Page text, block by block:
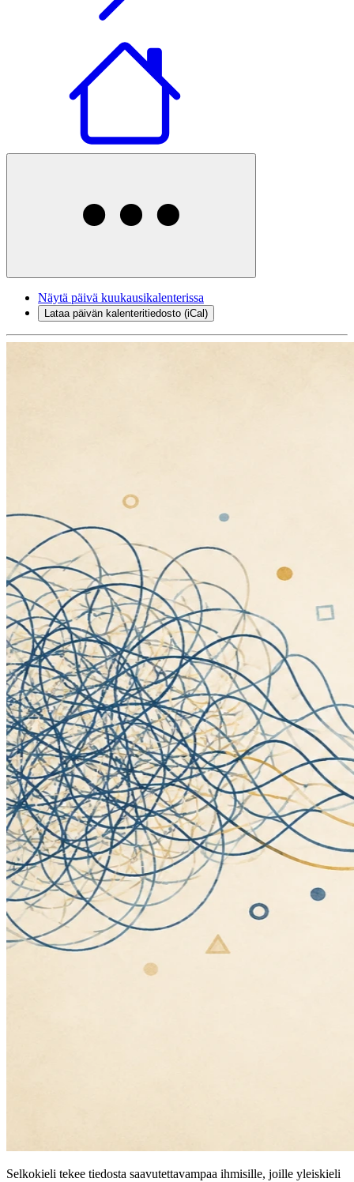
Näytä päivä kuukausikalenterissa
Lataa päivän kalenteritiedosto (iCal)
Selkokieli tekee tiedosta saavutettavampaa ihmisille, joille yleiskieli